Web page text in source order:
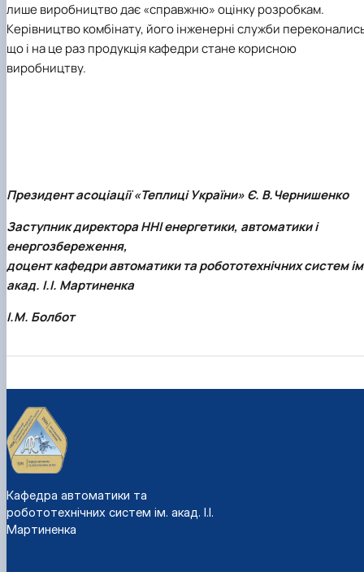
лише виробництво дає «справжню» оцінку розробкам.
Керівництво комбінату, його інженерні служби
що і на це раз продукція кафедри стане корисною
виробництву.
Президент асоціації «Теплиці України» Є. В.Чернишенко
Заступник директора ННІ енергетики, автоматики і
енергозбереження,
доцент кафедри автоматики та робототехнічних систем
акад. І.І. Мартиненка
І.М. Болбот
Кафедра автоматики та
робототехнічних систем ім. акад. І.І.
Мартиненка